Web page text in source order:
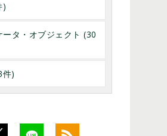
)
ータ・オブジェクト (30
件)